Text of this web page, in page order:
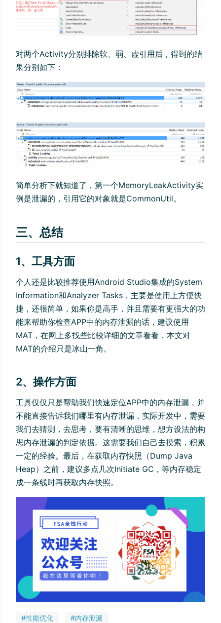
对两个Activity分别排除软、弱、虚引用后，得到的结
果分别如下：
简单分析下就知道了，第一个MemoryLeakActivity实
例是泄漏的，引用它的对象就是CommonUtil。
三、总结
1、工具方面
个人还是比较推荐使用Android Studio集成的System
Information和Analyzer Tasks，主要是使用上方便快
捷，还很简单，如果你是高手，并且需要有更强大的功
能来帮助你检查APP中的内存泄漏的话，建议使用
MAT，在网上多找些比较详细的文章看看，本文对
MAT的介绍只是冰山一角。
2、操作方面
工具仅仅只是帮助我们快速定位APP中的内存泄漏，并
不能直接告诉我们哪里有内存泄漏，实际开发中，需要
我们去猜测，去思考，要有清晰的思维，想方设法的构
思内存泄漏的判定依据。这需要我们自己去摸索，积累
一定的经验。最后，在获取内存快照（Dump Java
Heap）之前，建议多点几次Initiate GC，等内存稳定
成一条线时再获取内存快照。
#性能优化 #内存泄漏